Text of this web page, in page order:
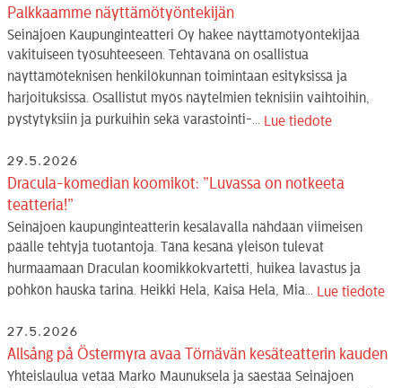
Palkkaamme näyttämötyöntekijän
Seinäjoen Kaupunginteatteri Oy hakee näyttämötyöntekijää
vakituiseen työsuhteeseen. Tehtävänä on osallistua
näyttämöteknisen henkilökunnan toimintaan esityksissä ja
harjoituksissa. Osallistut myös näytelmien teknisiin vaihtoihin,
pystytyksiin ja purkuihin sekä varastointi-... Lue tiedote
29.5.2026
Dracula-komedian koomikot: ”Luvassa on notkeeta
teatteria!”
Seinäjoen kaupunginteatterin kesälavalla nähdään viimeisen
päälle tehtyjä tuotantoja. Tänä kesänä yleisön tulevat
hurmaamaan Draculan koomikkokvartetti, huikea lavastus ja
pöhkön hauska tarina. Heikki Hela, Kaisa Hela, Mia... Lue tiedote
27.5.2026
Allsång på Östermyra avaa Törnävän kesäteatterin kauden
Yhteislaulua vetää Marko Maunuksela ja säestää Seinäjoen